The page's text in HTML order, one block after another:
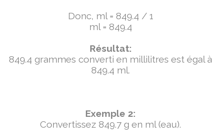
Donc, ml = 849.4 / 1
ml = 849.4
Résultat:
849.4 grammes converti en millilitres est égal à
849.4 ml.
Exemple 2:
Convertissez 849.7 g en ml (eau).